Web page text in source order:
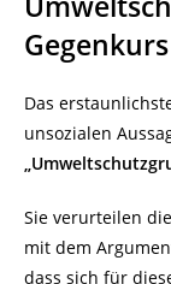
Gegenkurs
Das
unsozialen
Sie verurteilen
mit dem
dass sich für